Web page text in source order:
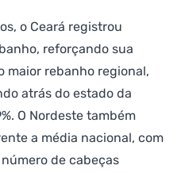
o Ceará registrou
reforçando sua
maior rebanho regional,
atrás do estado da
O Nordeste também
a média nacional, com
de cabeças